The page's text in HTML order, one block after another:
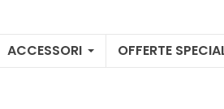
ACCESSORI OFFERTE